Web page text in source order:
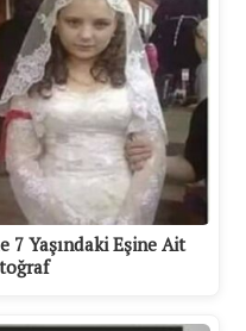
7 Yaşındaki Eşine Ait